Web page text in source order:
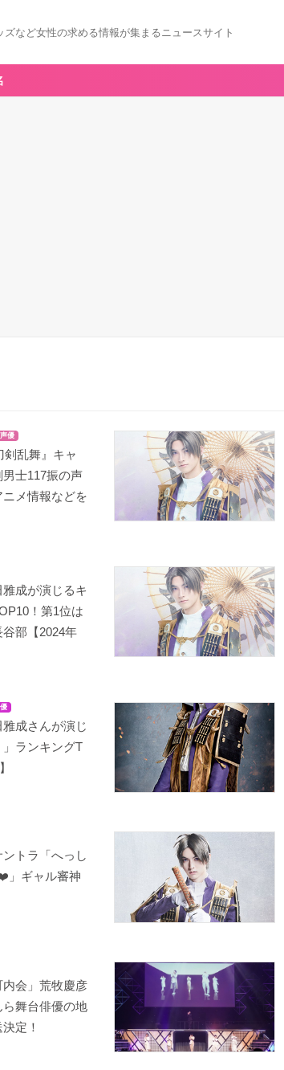
など女性の求める情報が集まるニュースサイト
声優
剣乱舞』キャ
士117振の声
メ情報などを
成が演じるキ
！第1位は
谷部【2024年
成さんが演じ
ランキングT
ントラ「へっし
」ギャル審神
内会」荒牧慶彦
舞台俳優の地
定！